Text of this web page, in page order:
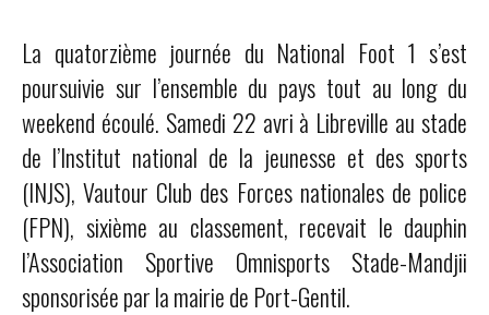
La quatorzième journée du National Foot 1 s’est
poursuivie sur l’ensemble du pays tout au long du
weekend écoulé. Samedi 22 avri à Libreville au stade
de l’Institut national de la jeunesse et des sports
(INJS), Vautour Club des Forces nationales de police
(FPN), sixième au classement, recevait le dauphin
l’Association Sportive Omnisports Stade-Mandjii
sponsorisée par la mairie de Port-Gentil.